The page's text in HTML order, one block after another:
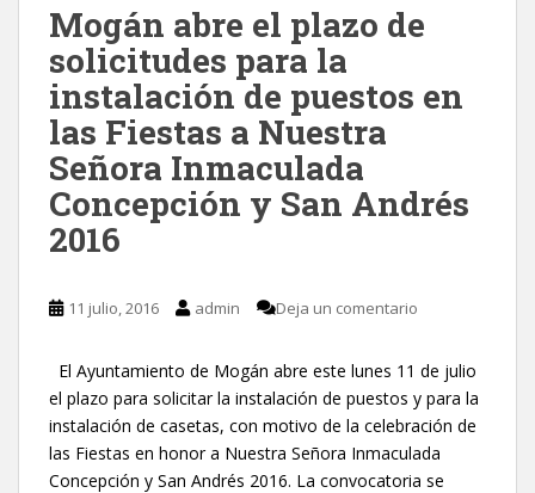
Mogán abre el plazo de
solicitudes para la
instalación de puestos en
las Fiestas a Nuestra
Señora Inmaculada
Concepción y San Andrés
2016
11 julio, 2016 admin Deja un comentario
El Ayuntamiento de Mogán abre este lunes 11 de julio
el plazo para solicitar la instalación de puestos y para la
instalación de casetas, con motivo de la celebración de
las Fiestas en honor a Nuestra Señora Inmaculada
Concepción y San Andrés 2016. La convocatoria se